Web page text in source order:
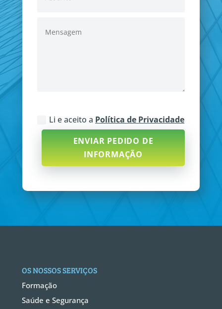
Li e aceito a Política de Privacidade
ENVIAR PEDIDO DE
INFORMAÇÃO
OS NOSSOS SERVIÇOS
Formação
Saúde e Segurança